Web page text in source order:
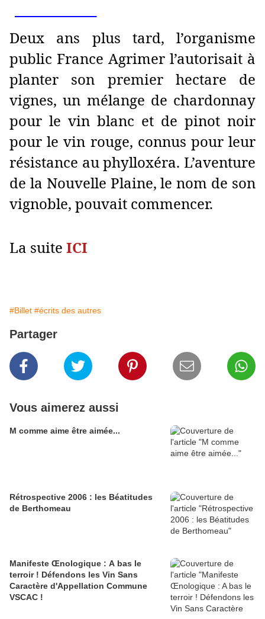
Deux ans plus tard, l’organisme
public France Agrimer l’autorisait à
planter son premier hectare de
vignes, un mélange de chardonnay
pour le vin blanc et de pinot noir
pour le vin rouge, connus pour leur
résistance au phylloxéra. L’aventure
de la Nouvelle Plaine, le nom de son
vignoble, pouvait commencer.
La suite ICI
#Billet #écrits des autres
Partager
Vous aimerez aussi
M comme aime être aimée...
Rétrospective 2006 : les Béatitudes
de Berthomeau
Manifeste Œnologique : A bas le
terroir ! Défendons les Vin Sans
Caractère d'Appellation Commune
VSCAC !